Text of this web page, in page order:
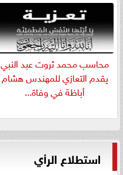
​محاسب محمد ثروت عبد النبي
يقدم التعازي للمهندس هشام
أباظة في وفاة...
استطلاع الرأي